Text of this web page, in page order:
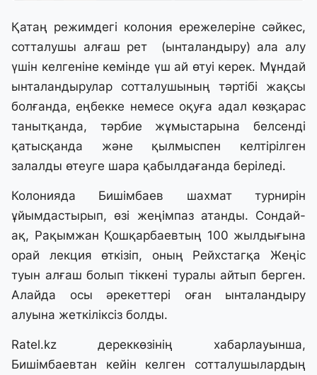
Қатаң режимдегі колония ережелеріне сәйкес,
сотталушы алғаш рет (ынталандыру) ала алу
үшін келгеніне кемінде үш ай өтуі керек. Мұндай
ынталандырулар сотталушының тәртібі жақсы
болғанда, еңбекке немесе оқуға адал көзқарас
танытқанда, тәрбие жұмыстарына белсенді
қатысқанда және қылмыспен келтірілген
залалды өтеуге шара қабылдағанда беріледі.
Колонияда Бишімбаев шахмат турнирін
ұйымдастырып, өзі жеңімпаз атанды. Сондай-
ақ, Рақымжан Қошқарбаевтың 100 жылдығына
орай лекция өткізіп, оның Рейхстагқа Жеңіс
туын алғаш болып тіккені туралы айтып берген.
Алайда осы әрекеттері оған ынталандыру
алуына жеткіліксіз болды.
Ratel.kz дереккөзінің хабарлауынша,
Бишімбаевтан кейін келген сотталушылардың